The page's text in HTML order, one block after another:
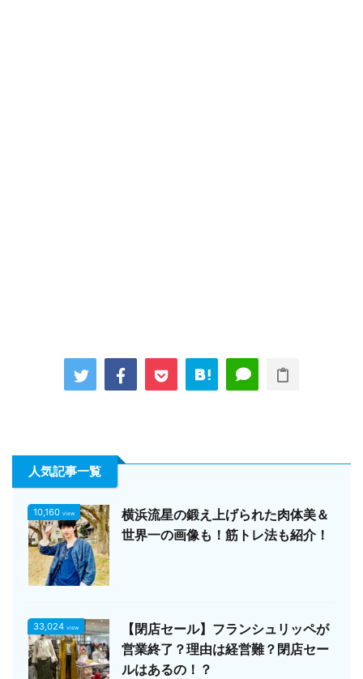
人気記事一覧
10,160 view
横浜流星の鍛え上げられた肉体美＆
世界一の画像も！筋トレ法も紹介！
33,024 view
【閉店セール】フランシュリッペが
営業終了？理由は経営難？閉店セー
ルはあるの！？